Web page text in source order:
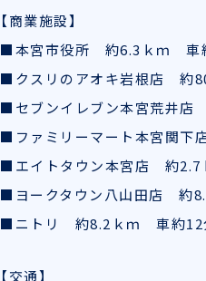
【商業施設】
■本宮市役所 約6.3ｋｍ 車
■クスリのアオキ岩根店 約
■セブンイレブン本宮荒井
■ファミリーマート本宮関
■エイトタウン本宮店 約
■ヨークタウン八山田店 約
■ニトリ 約8.2ｋｍ 車約12
【交通】